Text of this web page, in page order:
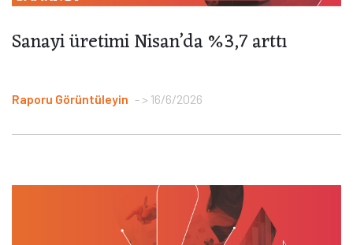
Sanayi üretimi Nisan’da %3,7 arttı
Raporu Görüntüleyin > 16/6/2026